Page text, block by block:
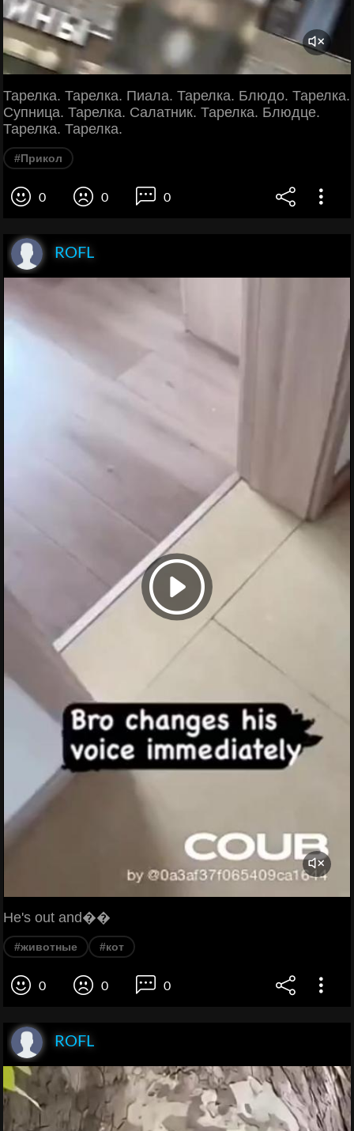
Тарелка. Тарелка. Пиала. Тарелка. Блюдо. Тарелка.
Супница. Тарелка. Салатник. Тарелка. Блюдце.
Тарелка. Тарелка.
#Прикол
0 0 0
ROFL
He's out and��
#животные #кот
0 0 0
ROFL